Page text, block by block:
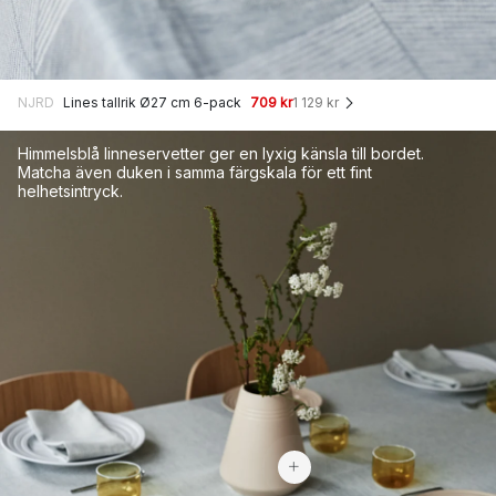
NJRD Lines tallrik Ø27 cm 6-pack 709 kr1 129 kr
Himmelsblå linneservetter ger en lyxig känsla till bordet.
Matcha även duken i samma färgskala för ett fint
helhetsintryck.
219 kr